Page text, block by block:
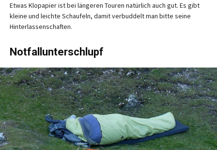
Etwas Klopapier ist bei längeren Touren natürlich auch gut. Es gibt
kleine und leichte Schaufeln, damit verbuddelt man bitte seine
Hinterlassenschaften.
Notfallunterschlupf